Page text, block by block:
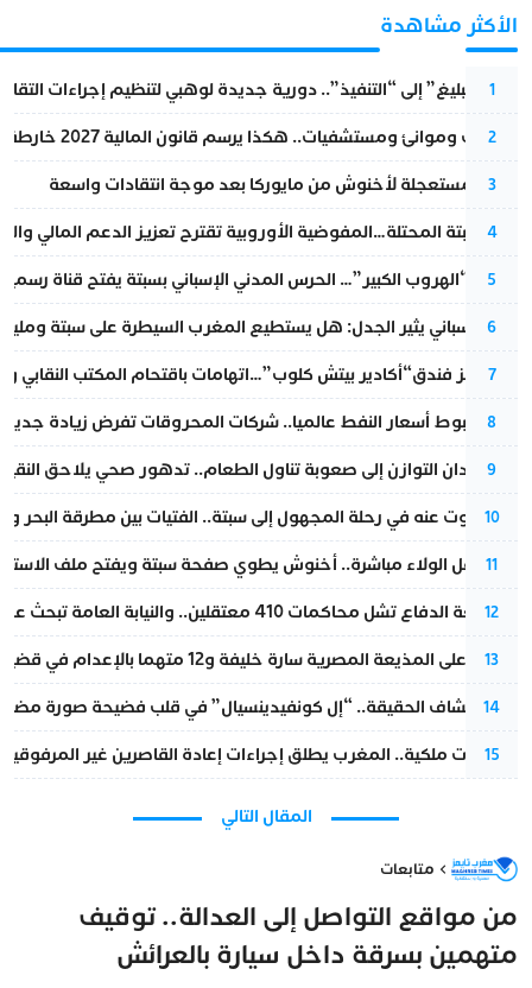
الأكثر مشاهدة
1
من “التبليغ” إلى “التنفيذ”.. دورية جديدة لوهبي لتنظيم إجراءات
2
قطارات وموانئ ومستشفيات.. هكذا يرسم قانون المالية 2027 خارطة المغرب المقبل
3
عودة مستعجلة لأخنوش من مايوركا بعد موجة انتقادات واسعة
4
أزمة سبتة المحتلة…المفوضية الأوروبية تقترح تعزيز الدعم المالي
5
عملية “الهروب الكبير”… الحرس المدني الإسباني بسبتة يفتح قناة
6
تقرير إسباني يثير الجدل: هل يستطيع المغرب السيطرة على سبتة
7
أزمة تهز فندق“أكادير بيتش كلوب”…اتهامات باقتحام المكتب النقابي
8
رغم هبوط أسعار النفط عالميا.. شركات المحروقات تفرض زيادة
9
من فقدان التوازن إلى صعوبة تناول الطعام.. تدهور صحي يلاحق النقيب
10
المسكوت عنه في رحلة المجهول إلى سبتة.. الفتيات بين مطرقة البحر
11
بعد حفل الولاء مباشرة.. أخنوش يطوي صفحة سبتة ويفتح ملف
12
مقاطعة الدفاع تشل محاكمات 410 معتقلين.. والنيابة العامة تبحث عن حل قانوني
13
الحكم على المذيعة المصرية سارة خليفة و12 متهما بالإعدام في قضية هزت بلاد الفراعنة
14
بعد انكشاف الحقيقة.. “إل كونفيدينسيال” في قلب فضيحة صورة
15
بتعليمات ملكية.. المغرب يطلق إجراءات إعادة القاصرين غير
المقال التالي
متابعات
من مواقع التواصل إلى العدالة.. توقيف
متهمين بسرقة داخل سيارة بالعرائش